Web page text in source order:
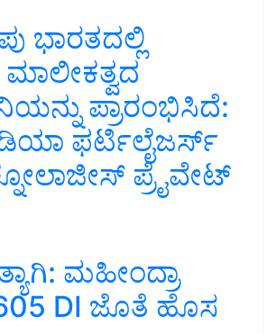
ಭಾರತದಲ್ಲಿ
ಪ್ರಾರಂಭಿಸಿದೆ:
ಫರ್ಟಿಲೈಜರ್ಸ್
ಪ್ರೈವೇಟ್
ಮಹೀಂದ್ರಾ
DI ಜೊತೆ ಹೊಸ